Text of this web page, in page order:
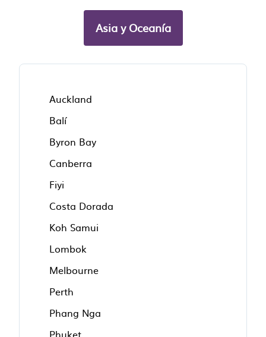
Asia y Oceanía
Auckland
Balí
Byron Bay
Canberra
Fiyi
Costa Dorada
Koh Samui
Lombok
Melbourne
Perth
Phang Nga
Phuket